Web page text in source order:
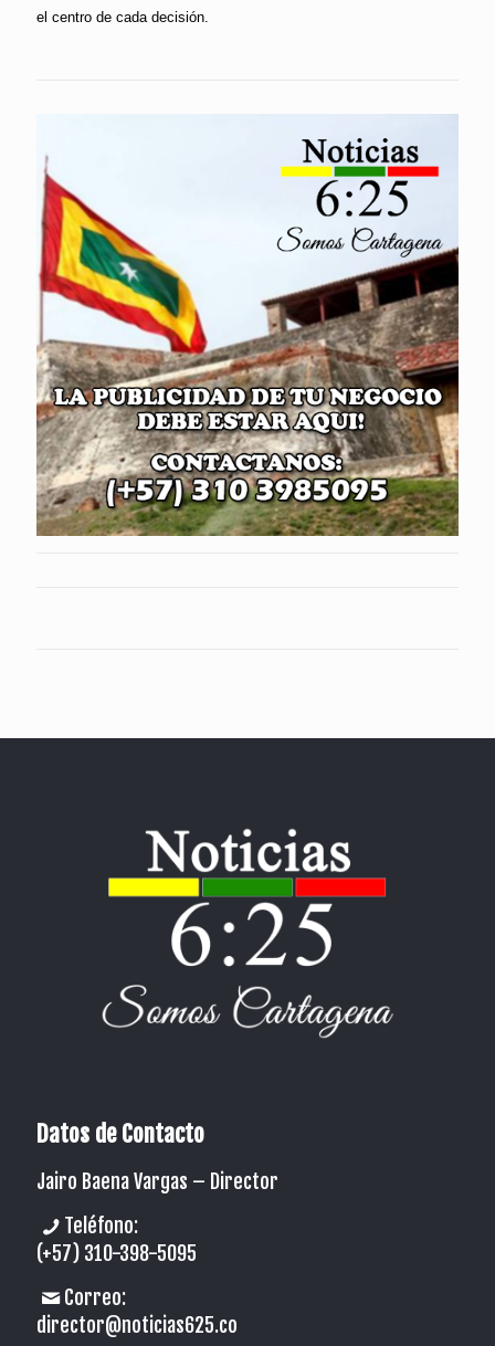
el centro de cada decisión.
Datos de Contacto
Jairo Baena Vargas – Director
Teléfono:
(+57) 310-398-5095
Correo:
director@noticias625.co